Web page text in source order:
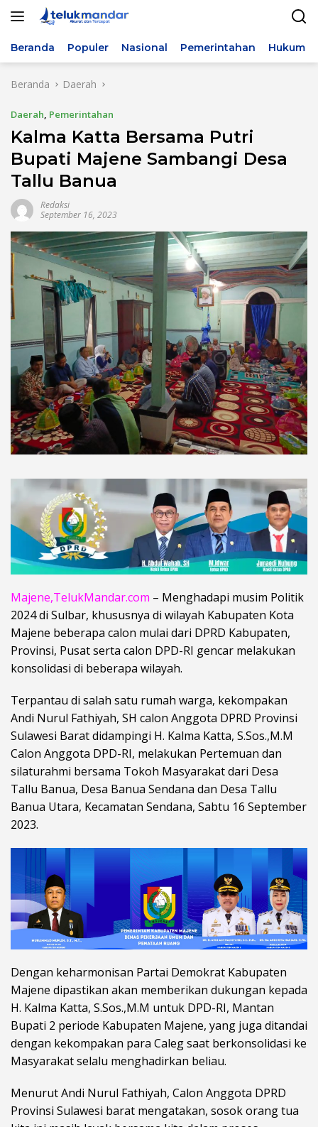
Beranda Populer Nasional Pemerintahan Hukum
Beranda Daerah
Daerah, Pemerintahan
Kalma Katta Bersama Putri
Bupati Majene Sambangi Desa
Tallu Banua
Redaksi
September 16, 2023
Majene,TelukMandar.com – Menghadapi musim Politik
2024 di Sulbar, khususnya di wilayah Kabupaten Kota
Majene beberapa calon mulai dari DPRD Kabupaten,
Provinsi, Pusat serta calon DPD-RI gencar melakukan
konsolidasi di beberapa wilayah.
Terpantau di salah satu rumah warga, kekompakan
Andi Nurul Fathiyah, SH calon Anggota DPRD Provinsi
Sulawesi Barat didampingi H. Kalma Katta, S.Sos.,M.M
Calon Anggota DPD-RI, melakukan Pertemuan dan
silaturahmi bersama Tokoh Masyarakat dari Desa
Tallu Banua, Desa Banua Sendana dan Desa Tallu
Banua Utara, Kecamatan Sendana, Sabtu 16 September
2023.
Dengan keharmonisan Partai Demokrat Kabupaten
Majene dipastikan akan memberikan dukungan kepada
H. Kalma Katta, S.Sos.,M.M untuk DPD-RI, Mantan
Bupati 2 periode Kabupaten Majene, yang juga ditandai
dengan kekompakan para Caleg saat berkonsolidasi ke
Masyarakat selalu menghadirkan beliau.
Menurut Andi Nurul Fathiyah, Calon Anggota DPRD
Provinsi Sulawesi barat mengatakan, sosok orang tua